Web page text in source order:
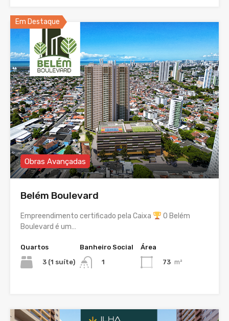
Em Destaque
Obras Avançadas
Belém Boulevard
Empreendimento certificado pela Caixa
O Belém
Boulevard é um…
Quartos
3 (1 suíte)
Banheiro Social
1
Área
73 m²